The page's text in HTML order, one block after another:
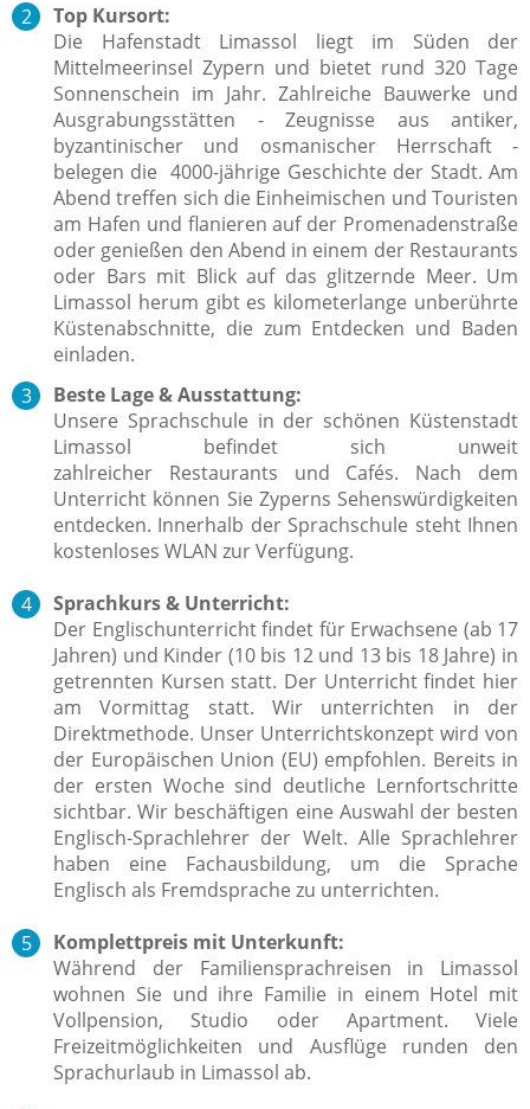
Top Kursort:
Die Hafenstadt Limassol liegt im Süden der
Mittelmeerinsel Zypern und bietet rund 320 Tage
Sonnenschein im Jahr. Zahlreiche Bauwerke und
Ausgrabungsstätten - Zeugnisse aus antiker,
byzantinischer und osmanischer Herrschaft -
belegen die 4000-jährige Geschichte der Stadt. Am
Abend treffen sich die Einheimischen und Touristen
am Hafen und flanieren auf der Promenadenstraße
oder genießen den Abend in einem der Restaurants
oder Bars mit Blick auf das glitzernde Meer. Um
Limassol herum gibt es kilometerlange unberührte
Küstenabschnitte, die zum Entdecken und Baden
einladen.
Beste Lage & Ausstattung:
Unsere Sprachschule in der schönen Küstenstadt
Limassol befindet sich unweit
zahlreicher Restaurants und Cafés. Nach dem
Unterricht können Sie Zyperns Sehenswürdigkeiten
entdecken. Innerhalb der Sprachschule steht Ihnen
kostenloses WLAN zur Verfügung.
Sprachkurs & Unterricht:
Der Englischunterricht findet für Erwachsene (ab 17
Jahren) und Kinder (10 bis 12 und 13 bis 18 Jahre) in
getrennten Kursen statt. Der Unterricht findet hier
am Vormittag statt. Wir unterrichten in der
Direktmethode. Unser Unterrichtskonzept wird von
der Europäischen Union (EU) empfohlen. Bereits in
der ersten Woche sind deutliche Lernfortschritte
sichtbar. Wir beschäftigen eine Auswahl der besten
Englisch-Sprachlehrer der Welt. Alle Sprachlehrer
haben eine Fachausbildung, um die Sprache
Englisch als Fremdsprache zu unterrichten.
Komplettpreis mit Unterkunft:
Während der Familiensprachreisen in Limassol
wohnen Sie und ihre Familie in einem Hotel mit
Vollpension, Studio oder Apartment. Viele
Freizeitmöglichkeiten und Ausflüge runden den
Sprachurlaub in Limassol ab.